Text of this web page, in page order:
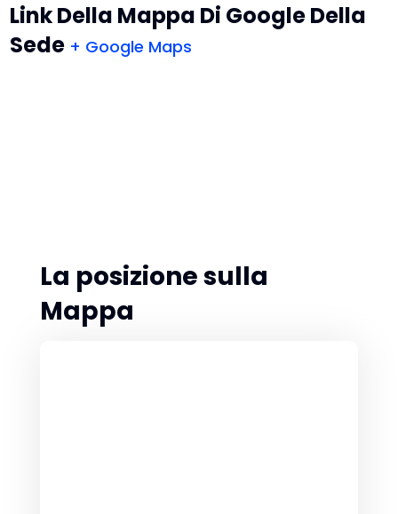
Link Della Mappa Di Google Della
Sede + Google Maps
La posizione sulla
Mappa